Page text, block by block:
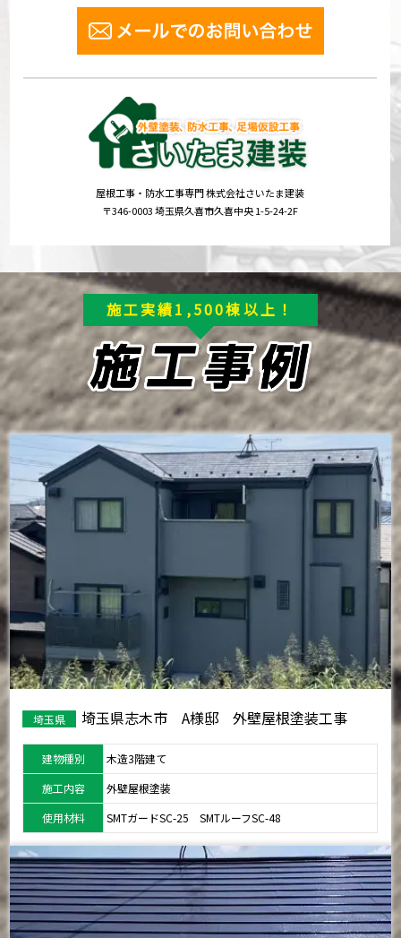
屋根工事・防水工事専門 株式会社さいたま建装
〒346-0003 埼玉県久喜市久喜中央 1-5-24-2F
施工実績1,500棟以上！
埼玉県 埼玉県志木市 A様邸 外壁屋根塗装工事
建物種別
木造3階建て
施工内容
外壁屋根塗装
使用材料
SMTガードSC-25 SMTルーフSC-48